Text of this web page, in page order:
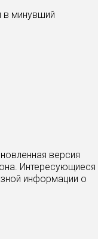
в минувший
версия
Интересующиеся
информации о